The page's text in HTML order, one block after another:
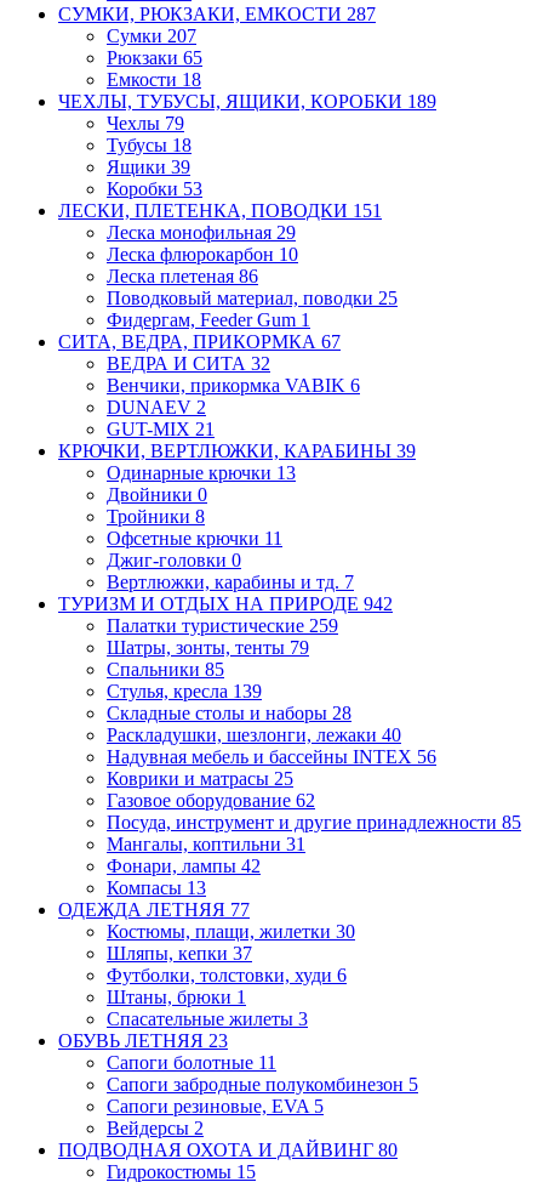
СУМКИ, РЮКЗАКИ, ЕМКОСТИ 287
Сумки 207
Рюкзаки 65
Емкости 18
ЧЕХЛЫ, ТУБУСЫ, ЯЩИКИ, КОРОБКИ 189
Чехлы 79
Тубусы 18
Ящики 39
Коробки 53
ЛЕСКИ, ПЛЕТЕНКА, ПОВОДКИ 151
Леска монофильная 29
Леска флюрокарбон 10
Леска плетеная 86
Поводковый материал, поводки 25
Фидергам, Feeder Gum 1
СИТА, ВЕДРА, ПРИКОРМКА 67
ВЕДРА И СИТА 32
Венчики, прикормка VABIK 6
DUNAEV 2
GUT-MIX 21
КРЮЧКИ, ВЕРТЛЮЖКИ, КАРАБИНЫ 39
Одинарные крючки 13
Двойники 0
Тройники 8
Офсетные крючки 11
Джиг-головки 0
Вертлюжки, карабины и тд. 7
ТУРИЗМ И ОТДЫХ НА ПРИРОДЕ 942
Палатки туристические 259
Шатры, зонты, тенты 79
Спальники 85
Стулья, кресла 139
Складные столы и наборы 28
Раскладушки, шезлонги, лежаки 40
Надувная мебель и бассейны INTEX 56
Коврики и матрасы 25
Газовое оборудование 62
Посуда, инструмент и другие принадлежности 85
Мангалы, коптильни 31
Фонари, лампы 42
Компасы 13
ОДЕЖДА ЛЕТНЯЯ 77
Костюмы, плащи, жилетки 30
Шляпы, кепки 37
Футболки, толстовки, худи 6
Штаны, брюки 1
Спасательные жилеты 3
ОБУВЬ ЛЕТНЯЯ 23
Сапоги болотные 11
Сапоги забродные полукомбинезон 5
Сапоги резиновые, EVA 5
Вейдерсы 2
ПОДВОДНАЯ ОХОТА И ДАЙВИНГ 80
Гидрокостюмы 15